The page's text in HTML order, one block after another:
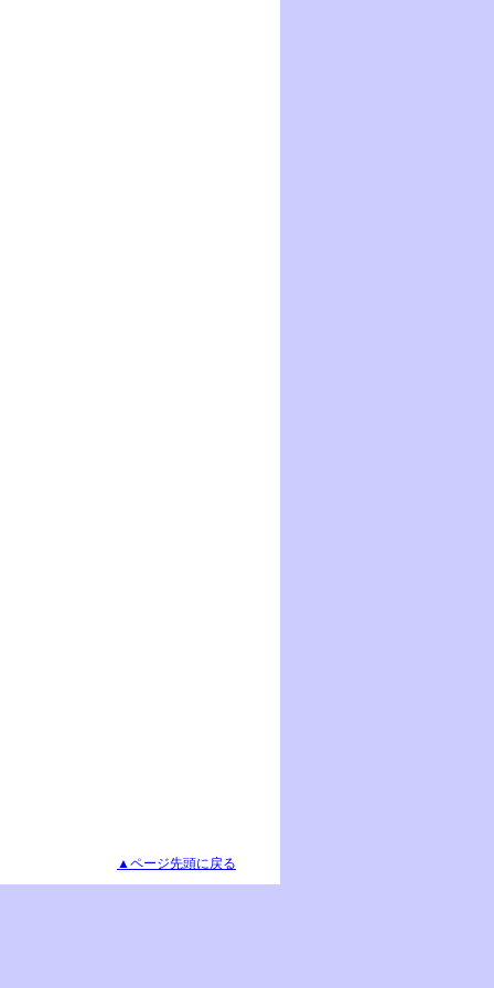
▲ページ先頭に戻る